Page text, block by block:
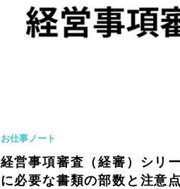
お仕事ノート
経営事項審査（経審）シリ
に必要な書類の部数と注意点